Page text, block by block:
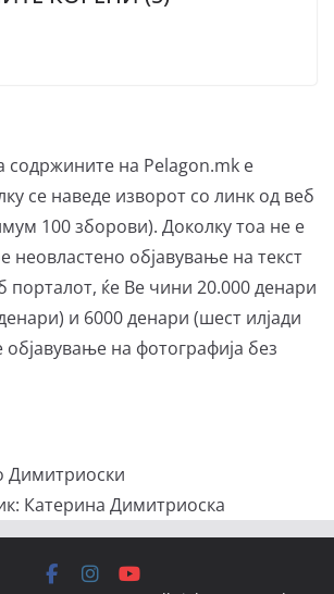
на Pelagon.mk е
се наведе изворот со линк од веб
100 зборови). Доколку тоа не е
неовластено објавување на текст
порталот, ќе Ве чини 20.000 денари
и 6000 денари (шест илјади
објавување на фотографија без
Димитриоски
Катерина Димитриоска